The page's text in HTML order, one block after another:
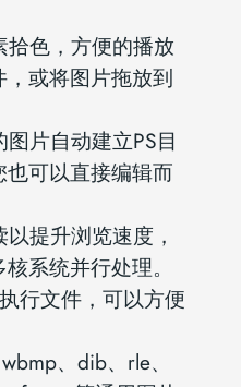
拾色，方便的播放
或将图片拖放到
片自动建立PS目
可以直接编辑而
提升浏览速度，
系统并行处理。
行文件，可以方便
、dib、rle、